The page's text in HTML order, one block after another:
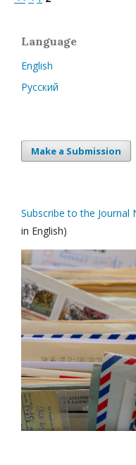
Language
English
Русский
Make a Submission
Subscribe to the Journal
in English)